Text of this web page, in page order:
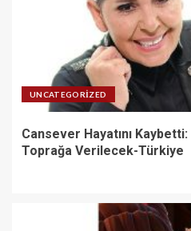
UNCATEGORIZED
Cansever Hayatını
Toprağa Verilecek-Türkiye